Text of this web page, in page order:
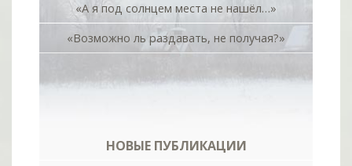
«А я под солнцем места не нашёл…»
«Возможно ль раздавать, не получая?»
НОВЫЕ ПУБЛИКАЦИИ